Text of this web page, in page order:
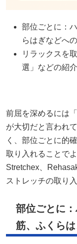
部位ごとに：
らはぎなどへ
リラックスを
選」などの紹介
前屈を深めるには
が大切だと言われ
く、部位ごとに的
取り入れることで
Stretchex 、
ストレッチの取り
部位ごとに
筋、ふくら